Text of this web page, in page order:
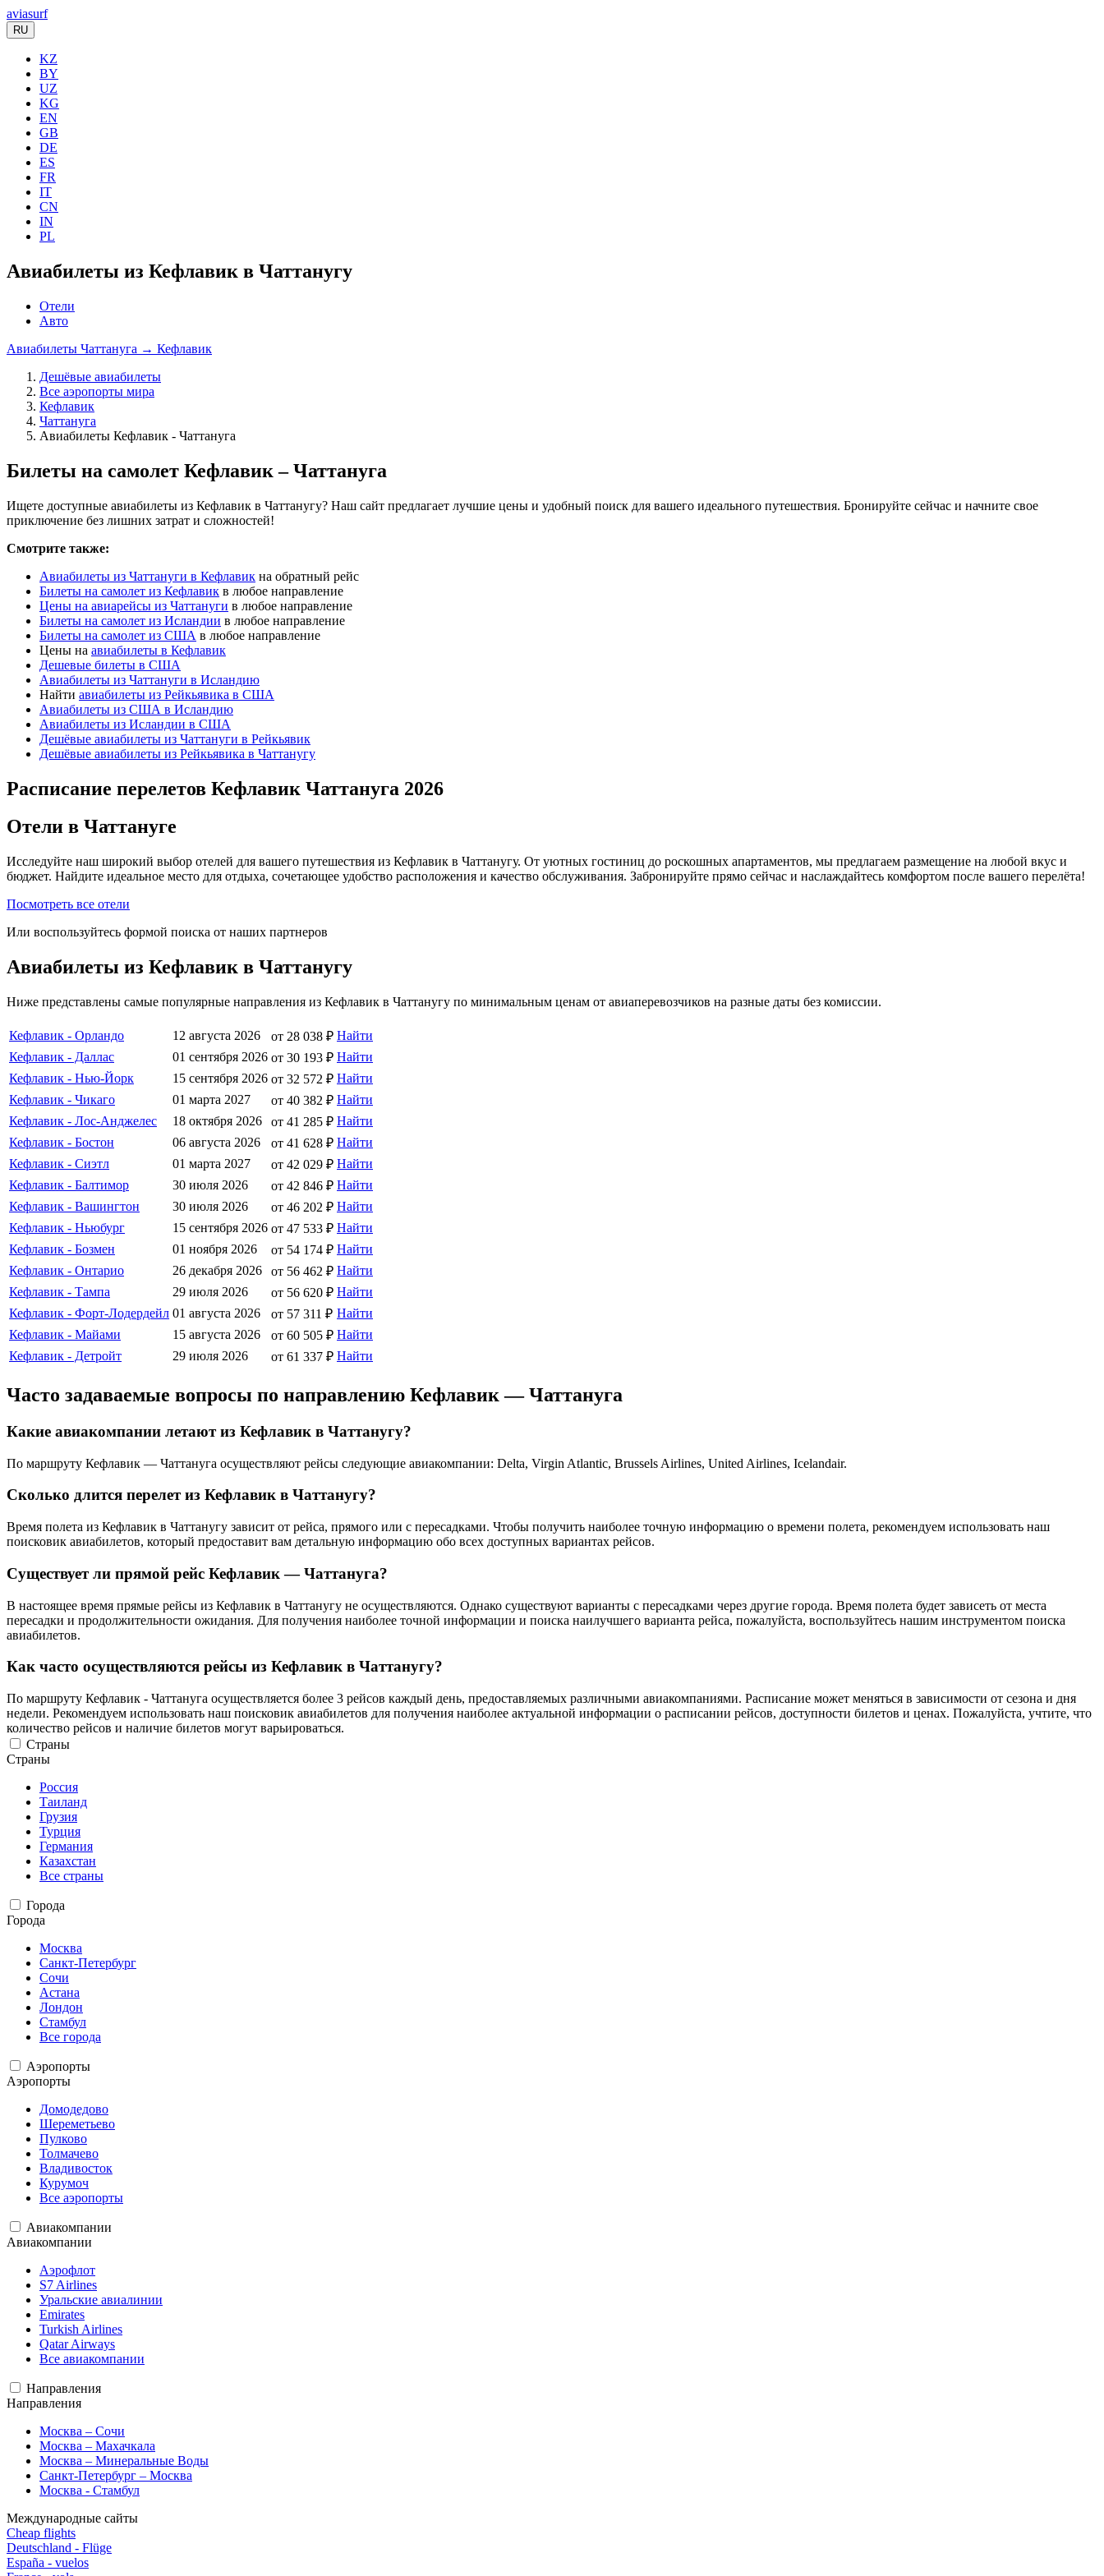
aviasurf
RU
KZ
BY
UZ
KG
EN
GB
DE
ES
FR
IT
CN
IN
PL
Авиабилеты из Кефлавик в Чаттанугу
Отели
Авто
Авиабилеты Чаттануга → Кефлавик
Дешёвые авиабилеты
Все аэропорты мира
Кефлавик
Чаттануга
Авиабилеты Кефлавик - Чаттануга
Билеты на самолет Кефлавик – Чаттануга
Ищете доступные авиабилеты из Кефлавик в Чаттанугу? Наш сайт предлагает лучшие цены и удобный поиск для вашего идеального путешествия. Бронируйте сейчас и начните свое
приключение без лишних затрат и сложностей!
Смотрите также:
Авиабилеты из Чаттануги в Кефлавик на обратный рейс
Билеты на самолет из Кефлавик в любое направление
Цены на авиарейсы из Чаттануги в любое направление
Билеты на самолет из Исландии в любое направление
Билеты на самолет из США в любое направление
Цены на авиабилеты в Кефлавик
Дешевые билеты в США
Авиабилеты из Чаттануги в Исландию
Найти авиабилеты из Рейкьявика в США
Авиабилеты из США в Исландию
Авиабилеты из Исландии в США
Дешёвые авиабилеты из Чаттануги в Рейкьявик
Дешёвые авиабилеты из Рейкьявика в Чаттанугу
Расписание перелетов Кефлавик Чаттануга 2026
Отели в Чаттануге
Исследуйте наш широкий выбор отелей для вашего путешествия из Кефлавик в Чаттанугу. От уютных гостиниц до роскошных апартаментов, мы предлагаем размещение на любой вкус и
бюджет. Найдите идеальное место для отдыха, сочетающее удобство расположения и качество обслуживания. Забронируйте прямо сейчас и наслаждайтесь комфортом после вашего перелёта!
Посмотреть все отели
Или воспользуйтесь формой поиска от наших партнеров
Авиабилеты из Кефлавик в Чаттанугу
Ниже представлены самые популярные направления из Кефлавик в Чаттанугу по минимальным ценам от авиаперевозчиков на разные даты без комиссии.
Кефлавик - Орландо 12 августа 2026 от 28 038 ₽ Найти
Кефлавик - Даллас
01 сентября 2026 от 30 193 ₽ Найти
Кефлавик - Нью-Йорк
15 сентября 2026 от 32 572 ₽ Найти
Кефлавик - Чикаго
01 марта 2027 от 40 382 ₽ Найти
Кефлавик - Лос-Анджелес
18 октября 2026 от 41 285 ₽ Найти
Кефлавик - Бостон
06 августа 2026 от 41 628 ₽ Найти
Кефлавик - Сиэтл
01 марта 2027 от 42 029 ₽ Найти
Кефлавик - Балтимор
30 июля 2026 от 42 846 ₽ Найти
Кефлавик - Вашингтон
30 июля 2026 от 46 202 ₽ Найти
Кефлавик - Ньюбург
15 сентября 2026 от 47 533 ₽ Найти
Кефлавик - Бозмен
01 ноября 2026 от 54 174 ₽ Найти
Кефлавик - Онтарио
26 декабря 2026 от 56 462 ₽ Найти
Кефлавик - Тампа
29 июля 2026 от 56 620 ₽ Найти
Кефлавик - Форт-Лодердейл 01 августа 2026 от 57 311 ₽ Найти
Кефлавик - Майами
15 августа 2026 от 60 505 ₽ Найти
Кефлавик - Детройт
29 июля 2026 от 61 337 ₽ Найти
Часто задаваемые вопросы по направлению Кефлавик — Чаттануга
Какие авиакомпании летают из Кефлавик в Чаттанугу?
По маршруту Кефлавик — Чаттануга осуществляют рейсы следующие авиакомпании: Delta, Virgin Atlantic, Brussels Airlines, United Airlines, Icelandair.
Сколько длится перелет из Кефлавик в Чаттанугу?
Время полета из Кефлавик в Чаттанугу зависит от рейса, прямого или с пересадками. Чтобы получить наиболее точную информацию о времени полета, рекомендуем использовать наш
поисковик авиабилетов, который предоставит вам детальную информацию обо всех доступных вариантах рейсов.
Существует ли прямой рейс Кефлавик — Чаттануга?
В настоящее время прямые рейсы из Кефлавик в Чаттанугу не осуществляются. Однако существуют варианты с пересадками через другие города. Время полета будет зависеть от места
пересадки и продолжительности ожидания. Для получения наиболее точной информации и поиска наилучшего варианта рейса, пожалуйста, воспользуйтесь нашим инструментом поиска
авиабилетов.
Как часто осуществляются рейсы из Кефлавик в Чаттанугу?
По маршруту Кефлавик - Чаттануга осуществляется более 3 рейсов каждый день, предоставляемых различными авиакомпаниями. Расписание может меняться в зависимости от сезона и дня
недели. Рекомендуем использовать наш поисковик авиабилетов для получения наиболее актуальной информации о расписании рейсов, доступности билетов и ценах. Пожалуйста, учтите, что
количество рейсов и наличие билетов могут варьироваться.
Страны
Страны
Россия
Таиланд
Грузия
Турция
Германия
Казахстан
Все страны
Города
Города
Москва
Санкт-Петербург
Сочи
Астана
Лондон
Стамбул
Все города
Аэропорты
Аэропорты
Домодедово
Шереметьево
Пулково
Толмачево
Владивосток
Курумоч
Все аэропорты
Авиакомпании
Авиакомпании
Аэрофлот
S7 Airlines
Уральские авиалинии
Emirates
Turkish Airlines
Qatar Airways
Все авиакомпании
Направления
Направления
Москва – Сочи
Москва – Махачкала
Москва – Минеральные Воды
Санкт-Петербург – Москва
Москва - Стамбул
Международные сайты
Cheap flights
Deutschland - Flüge
España - vuelos